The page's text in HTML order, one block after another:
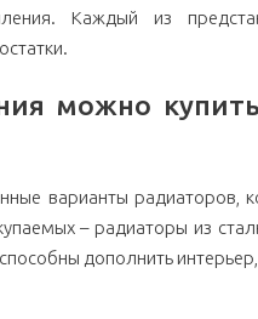
Каждый из
можно
варианты радиаторов,
– радиаторы из
дополнить интерьер,